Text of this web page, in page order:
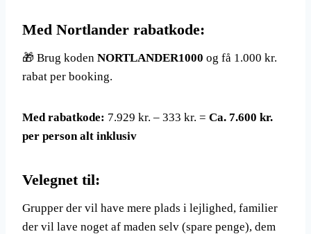
Med Nortlander rabatkode:
🎁 Brug koden NORTLANDER1000 og få 1.000 kr.
rabat per booking.
Med rabatkode: 7.929 kr. – 333 kr. = Ca. 7.600 kr.
per person alt inklusiv
Velegnet til:
Grupper der vil have mere plads i lejlighed, familier
der vil lave noget af maden selv (spare penge), dem